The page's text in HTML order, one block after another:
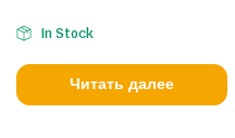
In Stock
Читать далее